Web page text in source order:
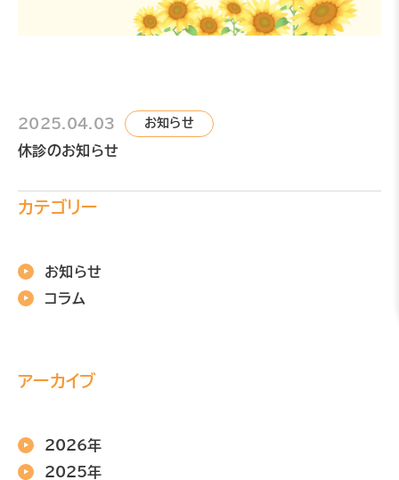
2025.04.03 お知らせ
休診のお知らせ
カテゴリー
お知らせ
コラム
アーカイブ
2026年
2025年